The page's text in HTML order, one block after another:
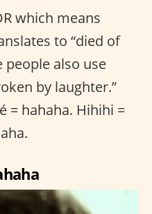
which means
to “died of
people also use
by laughter.”
= hahaha. Hihihi =